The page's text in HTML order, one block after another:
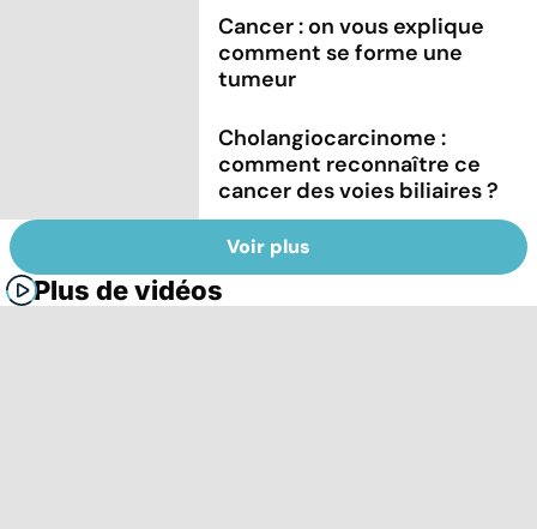
Cancer : on vous explique
comment se forme une
tumeur
Cholangiocarcinome :
comment reconnaître ce
cancer des voies biliaires ?
Voir plus
Plus de vidéos